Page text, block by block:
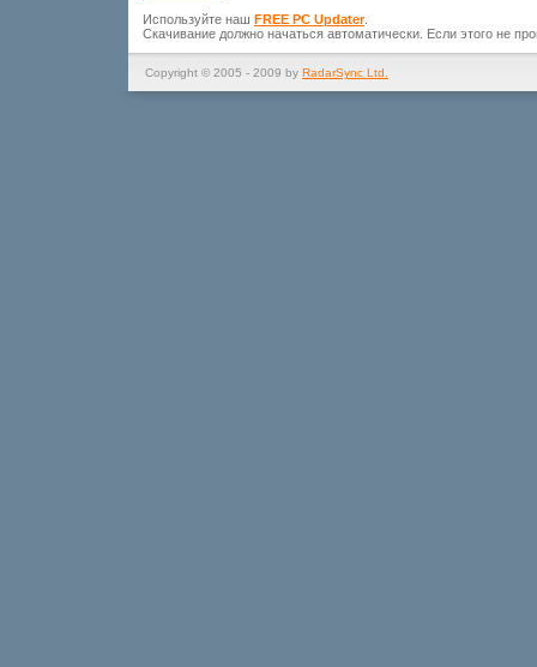
Используйте наш FREE PC Updater.
Скачивание должно начаться автоматически. Если этого не
Copyright © 2005 - 2009 by RadarSync Ltd.